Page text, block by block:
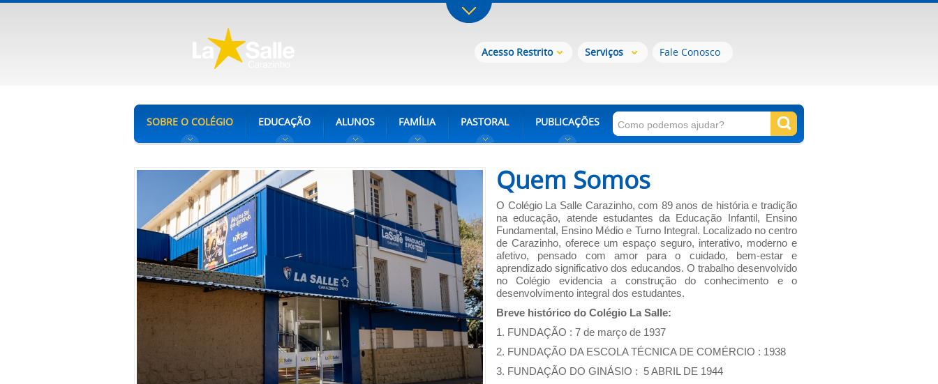
Acesso Restrito Serviços Fale Conosco
SOBRE O COLÉGIO EDUCAÇÃO ALUNOS FAMÍLIA PASTORAL PUBLICAÇÕES
Quem Somos
O Colégio La Salle Carazinho, com 89 anos de história e tradição
na educação, atende estudantes da Educação Infantil, Ensino
Fundamental, Ensino Médio e Turno Integral. Localizado no centro
de Carazinho, oferece um espaço seguro, interativo, moderno e
afetivo, pensado com amor para o cuidado, bem-estar e
aprendizado significativo dos educandos. O trabalho desenvolvido
no Colégio evidencia a construção do conhecimento e o
desenvolvimento integral dos estudantes.
Breve histórico do Colégio La Salle:
1. FUNDAÇÃO : 7 de março de 1937
2. FUNDAÇÃO DA ESCOLA TÉCNICA DE COMÉRCIO : 1938
3. FUNDAÇÃO DO GINÁSIO : 5 ABRIL DE 1944